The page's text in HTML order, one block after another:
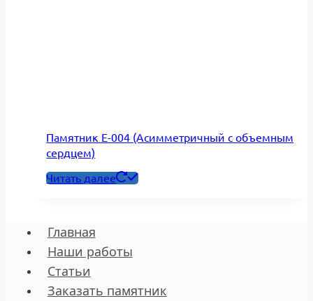
Памятник Е-004 (Асимметричный с объемным
сердцем)
Читать далее
Главная
Наши работы
Статьи
Заказать памятник